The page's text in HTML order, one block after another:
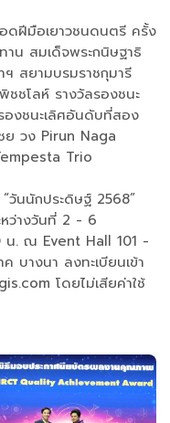
ดฝีมือเยาวชนดนตรี ครั้ง
าน สมเด็จพระกนิษฐาธิ
ฯ สยามบรมราชกุมารี
ชโลห์ รางวัลรองชนะ
งชนะเลิศอันดับที่สอง
ย วง Pirun Naga
Trio
วันนักประดิษฐ์ 2568”
ว่างวันที่ 2 - 6
น. ณ Event Hall 101 -
บางนา ลงทะเบียนเข้า
โดยไม่เสียค่าใช้